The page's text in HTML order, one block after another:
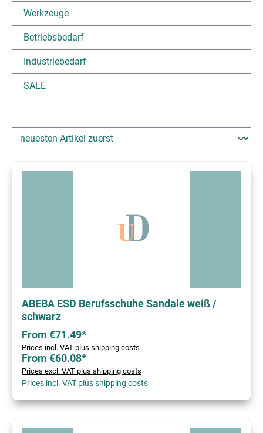
Werkzeuge
Betriebsbedarf
Industriebedarf
SALE
ABEBA ESD Berufsschuhe Sandale weiß /
schwarz
From €71.49*
Prices incl. VAT plus shipping costs
From €60.08*
Prices excl. VAT plus shipping costs
Prices incl. VAT plus shipping costs